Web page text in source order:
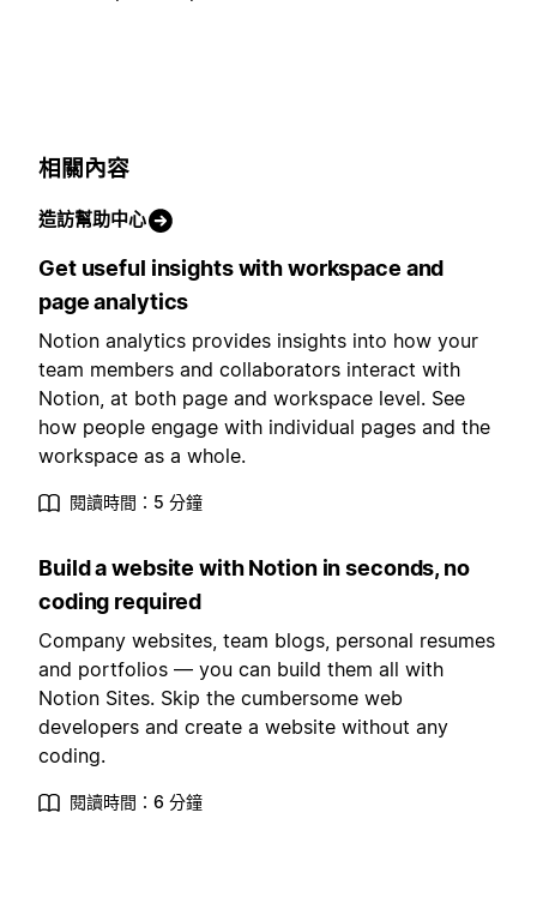
相關內容
造訪幫助中心
Get useful insights with workspace and
page analytics
Notion analytics provides insights into how your
team members and collaborators interact with
Notion, at both page and workspace level. See
how people engage with individual pages and the
workspace as a whole.
閱讀時間：5 分鐘
Build a website with Notion in seconds, no
coding required
Company websites, team blogs, personal resumes
and portfolios — you can build them all with
Notion Sites. Skip the cumbersome web
developers and create a website without any
coding.
閱讀時間：6 分鐘